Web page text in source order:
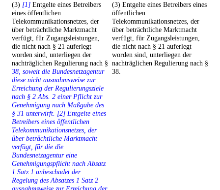
(3) [1] Entgelte eines Betreibers
eines öffentlichen
Telekommunikationsnetzes, der
über beträchtliche Marktmacht
verfügt, für Zugangsleistungen,
die nicht nach § 21 auferlegt
worden sind, unterliegen der
nachträglichen Regulierung nach §
38, soweit die Bundesnetzagentur
diese nicht ausnahmsweise zur
Erreichung der Regulierungsziele
nach § 2 Abs. 2 einer Pflicht zur
Genehmigung nach Maßgabe des
§ 31 unterwirft. [2] Entgelte eines
Betreibers eines öffentlichen
Telekommunikationsnetzes, der
über beträchtliche Marktmacht
verfügt, für die die
Bundesnetzagentur eine
Genehmigungspflicht nach Absatz
1 Satz 1 unbeschadet der
Regelung des Absatzes 1 Satz 2
(3) Entgelte eines Betreibers eines
öffentlichen
Telekommunikationsnetzes, der
über beträchtliche Marktmacht
verfügt, für Zugangsleistungen,
die nicht nach § 21 auferlegt
worden sind, unterliegen der
nachträglichen Regulierung nach §
38.